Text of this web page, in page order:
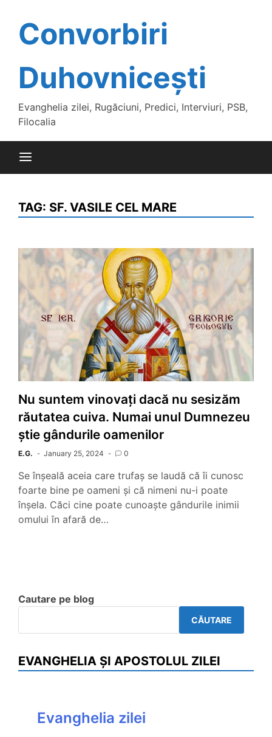
contentConvorbiri
Duhovnicești
Evanghelia zilei, Rugăciuni, Predici, Interviuri, PSB,
Filocalia
TAG: SF. VASILE CEL MARE
Nu suntem vinovați dacă nu sesizăm
răutatea cuiva. Numai unul Dumnezeu
știe gândurile oamenilor
E.G. January 25, 2024 0
Se înșeală aceia care trufaș se laudă că îi cunosc
foarte bine pe oameni și că nimeni nu-i poate
înșela. Căci cine poate cunoaște gândurile inimii
omului în afară de…
Cautare pe blog
CĂUTARE
EVANGHELIA ȘI APOSTOLUL ZILEI
Evanghelia zilei